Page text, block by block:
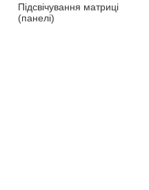
Підсвічування матриці
(панелі)